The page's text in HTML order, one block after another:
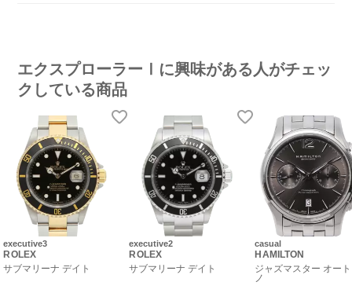
エクスプローラーⅠに興味がある人がチェッ
クしている商品
executive3
ROLEX
サブマリーナ デイト
executive2
ROLEX
サブマリーナ デイト
casual
HAMILTON
ジャズマスター オー
ノ